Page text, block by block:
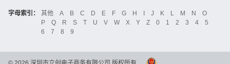
Global Website LCSC
ZXHPCB
中国IC网
智能电网 机电设备
电子工程网
晶振
电子技术应用 21icsearch
电子展
工业品采购
IC电子网 锂电池 集成灶
字母索引： 其他 A B C D E F G H J K L M N
O
P
Q R S T U V W X Y Z 0 1 2 3 4
5
6
7 8 9